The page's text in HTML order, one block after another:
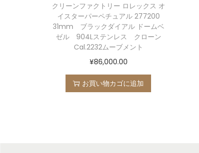
クリーンファクトリー ロレックス オ
イスターパーペチュアル 277200
31mm ブラックダイアル ドームベ
ゼル 904Lステンレス クローン
Cal.2232ムーブメント
¥86,000.00
お買い物カゴに追加